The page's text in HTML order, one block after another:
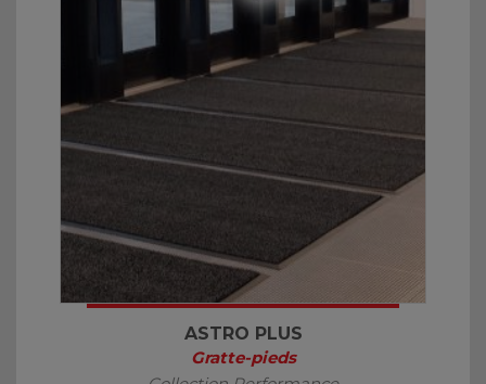
ASTRO PLUS
Gratte-pieds